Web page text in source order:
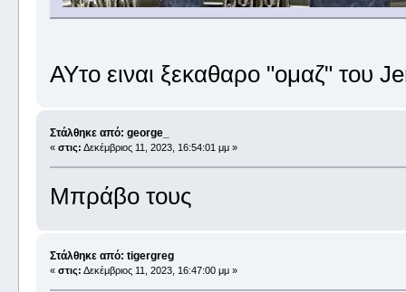
ΑΥτο ειναι ξεκαθαρο "ομαζ" του
Στάλθηκε από: george_
« στις: Δεκέμβριος 11, 2023, 16:54:01 μμ »
Μπράβο τους
Στάλθηκε από: tigergreg
« στις: Δεκέμβριος 11, 2023, 16:47:00 μμ »